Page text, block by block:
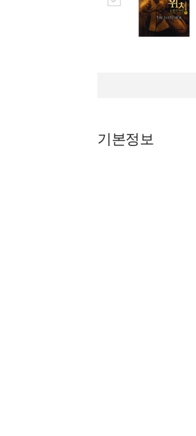
기본정보